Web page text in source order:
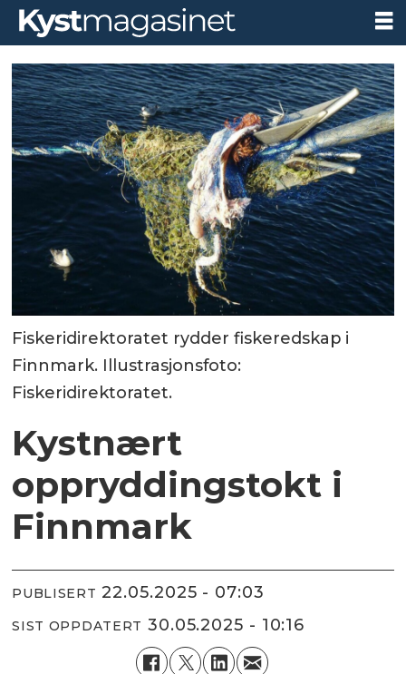
Fiskeridirektoratet rydder fiskeredskap i
Finnmark. Illustrasjonsfoto:
Fiskeridirektoratet.
Kystnært
oppryddingstokt i
Finnmark
PUBLISERT 22.05.2025 - 07:03
SIST OPPDATERT 30.05.2025 - 10:16